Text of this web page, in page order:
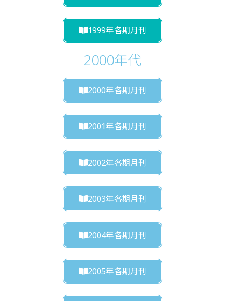
1999年各期月刊
2000年代
2000年各期月刊
2001年各期月刊
2002年各期月刊
2003年各期月刊
2004年各期月刊
2005年各期月刊